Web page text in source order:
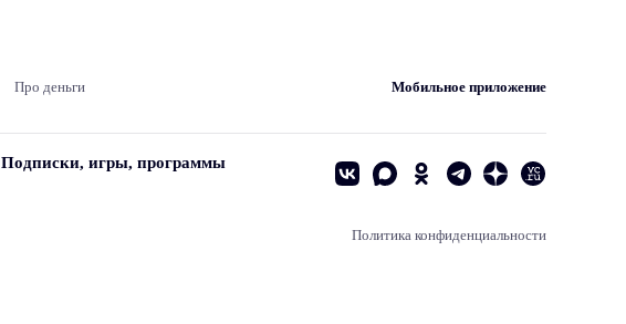
Про деньги Мобильное приложение
Подписки, игры, программы
Политика конфиденциальности